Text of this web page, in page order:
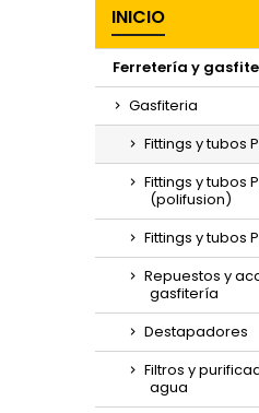
INICIO
Ferretería y
Gasfiteria
Fittings y tubos
Fittings y tubos
(polifusion)
Fittings y tubos
Repuestos y
gasfitería
Destapadores
Filtros y
agua